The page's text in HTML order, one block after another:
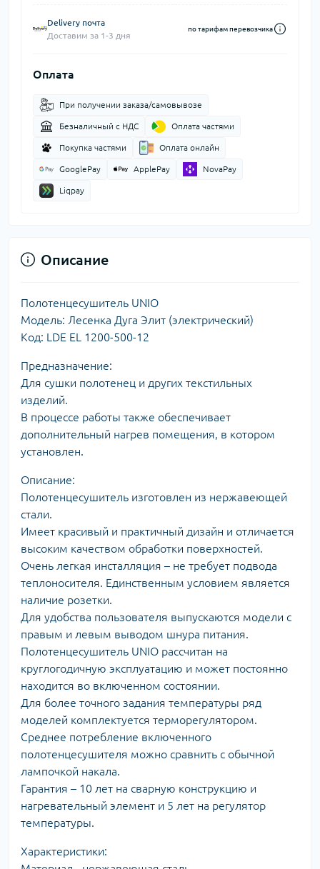
Delivery почта
Доставим за 1-3 дня
по тарифам перевозчика
Оплата
При получении заказа/самовывозе
Безналичный с НДС Оплата частями
Покупка частями Оплата онлайн
GooglePay ApplePay NovaPay
Liqpay
Описание
Полотенцесушитель UNIO
Модель: Лесенка Дуга Элит (электрический)
Код: LDE EL 1200-500-12
Предназначение:
Для сушки полотенец и других текстильных
изделий.
В процессе работы также обеспечивает
дополнительный нагрев помещения, в котором
установлен.
Описание:
Полотенцесушитель изготовлен из нержавеющей
стали.
Имеет красивый и практичный дизайн и отличается
высоким качеством обработки поверхностей.
Очень легкая инсталляция – не требует подвода
теплоносителя. Единственным условием является
наличие розетки.
Для удобства пользователя выпускаются модели с
правым и левым выводом шнура питания.
Полотенцесушитель UNIO рассчитан на
круглогодичную эксплуатацию и может постоянно
находится во включенном состоянии.
Для более точного задания температуры ряд
моделей комплектуется терморегулятором.
Среднее потребление включенного
полотенцесушителя можно сравнить с обычной
лампочкой накала.
Гарантия – 10 лет на сварную конструкцию и
нагревательный элемент и 5 лет на регулятор
температуры.
Характеристики: